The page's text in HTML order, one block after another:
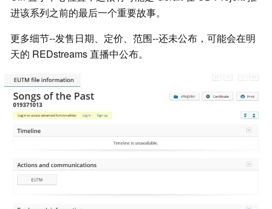
进该系列之前的最后一个重要故事。
更多细节--发售日期、定价、范围--还未公布，可能会在明
天的 REDstreams 直播中公布。